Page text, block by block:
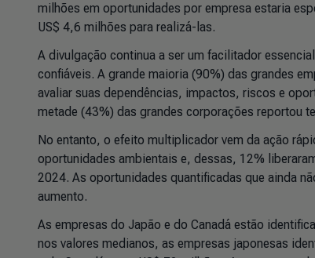
milhões em oportunidades por empresa estaria
US$ 4,6 milhões para realizá-las.
A divulgação continua a ser um facilitador
confiáveis. A grande maioria (90%) das grandes
avaliar suas dependências, impactos, riscos e
metade (43%) das grandes corporações reportou
No entanto, o efeito multiplicador vem da ação
oportunidades ambientais e, dessas, 12%
2024. As oportunidades quantificadas que ainda
aumento.
As empresas do Japão e do Canadá estão
nos valores medianos, as empresas japonesas